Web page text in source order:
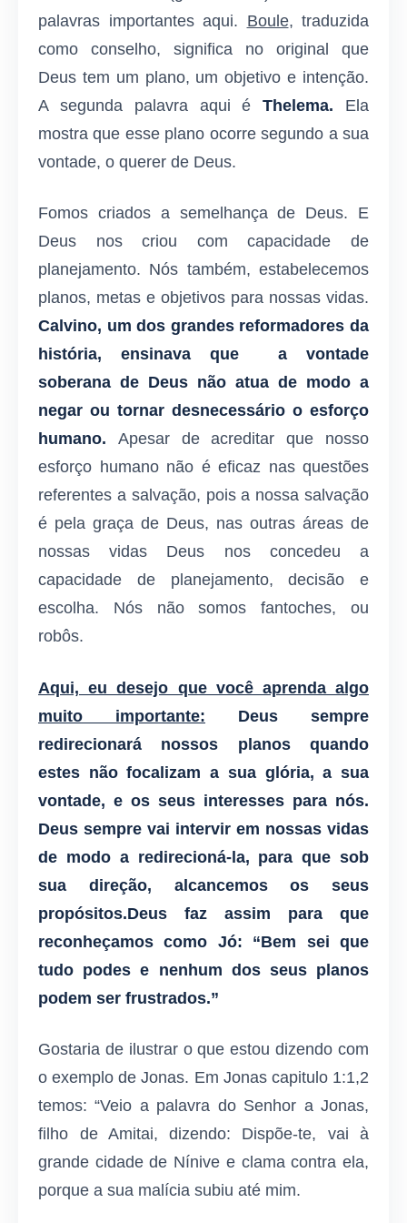
palavras importantes aqui. Boule, traduzida
como conselho, significa no original que
Deus tem um plano, um objetivo e intenção.
A segunda palavra aqui éThelema. Ela
mostra que esse plano ocorre segundo a sua
vontade, o querer de Deus.
Fomos criados a semelhança de Deus. E
Deus nos criou com capacidade de
planejamento. Nós também, estabelecemos
planos, metas e objetivos para nossas vidas.
Calvino, um dos grandes reformadores da
história, ensinava que a vontade
soberana de Deus não atua de modo a
negar ou tornar desnecessário o esforço
humano. Apesar de acreditar que nosso
esforço humano não é eficaz nas questões
referentes a salvação, pois a nossa salvação
é pela graça de Deus, nas outras áreas de
nossas vidas Deus nos concedeu a
capacidade de planejamento, decisão e
escolha. Nós não somos fantoches, ou
robôs.
Aqui, eu desejo que você aprenda algo
muito importante: Deus sempre
redirecionará nossos planos quando
estes não focalizam a sua glória, a sua
vontade, e os seus interesses para nós.
Deus sempre vai intervir em nossas vidas
de modo a redirecioná-la, para que sob
sua direção, alcancemos os seus
propósitos.Deus faz assim para que
reconheçamos como Jó: “Bem sei que
tudo podes e nenhum dos seus planos
podem ser frustrados.”
Gostaria de ilustrar o que estou dizendo com
o exemplo de Jonas. Em Jonas capitulo 1:1,2
temos: “Veio a palavra do Senhor a Jonas,
filho de Amitai,
dizendo: Dispõe-te, vai à
grande cidade de Nínive e clama contra ela,
porque a sua malícia subiu até mim.